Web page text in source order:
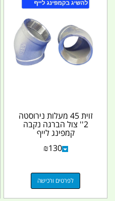
זוית 45 מעלות נירוסטה
2'' צול הברגה נקבה
קמפינג לייף
₪130
לפרטים ורכישה